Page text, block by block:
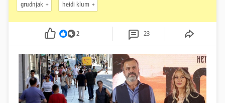
grudnjak heidi klum
2 23